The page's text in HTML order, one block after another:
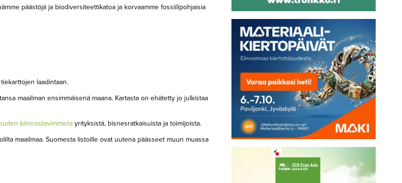
päästöjä ja biodiversiteettikatoa ja korvaamme fossiilipohjaisia
laadintaan.
maailman ensimmäisenä maana. Kartasta on ehätetty jo julkistaa
kiinnostavimmistayrityksistä, bisnesratkaisuista ja toimijoista.
maailmaa. Suomesta listoille ovat uutena päässeet muun muassa